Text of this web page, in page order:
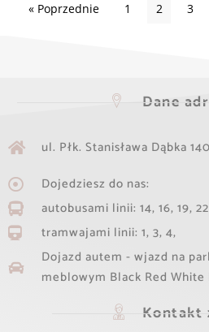
« Poprzednie 1 2 3
Dane
ul. Płk. Stanisława Dąbka
Dojedziesz do nas:
autobusami linii: 14, 16, 19, 22
tramwajami linii: 1, 3, 4,
Dojazd autem - wjazd na
meblowym Black Red
Kontakt